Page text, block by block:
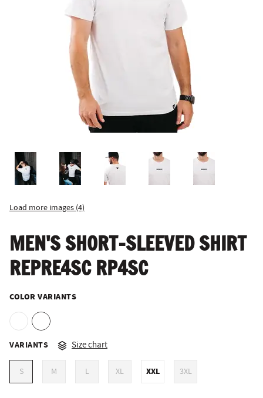
Load more images (4)
MEN'S SHORT-SLEEVED SHIRT
REPRE4SC RP4SC
COLOR VARIANTS
VARIANTS Size chart
S M L XL XXL 3XL